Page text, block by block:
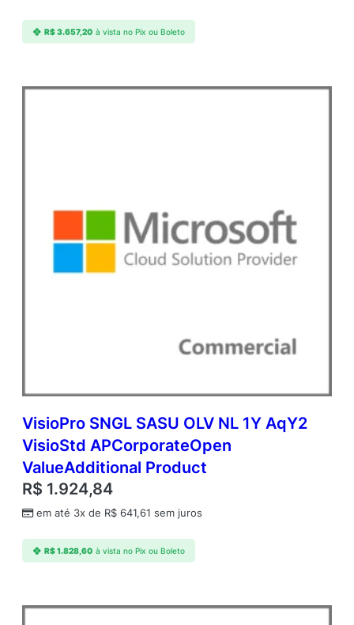
e
R$3.657,20 à vista no Pix ou Boleto
VisioPro SNGL SASU OLV NL 1Y AqY2
VisioStd APCorporateOpen
ValueAdditional Product
R$ 1.924,84
em até 3x de R$ 641,61 sem juros
R$1.828,60 à vista no Pix ou Boleto